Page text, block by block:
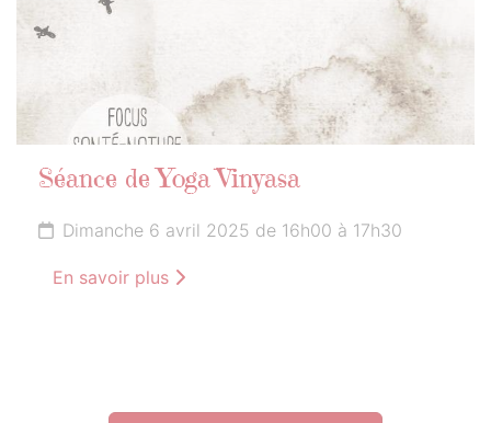
Séance de Yoga Vinyasa
Dimanche 6 avril 2025 de 16h00 à 17h30
En savoir plus